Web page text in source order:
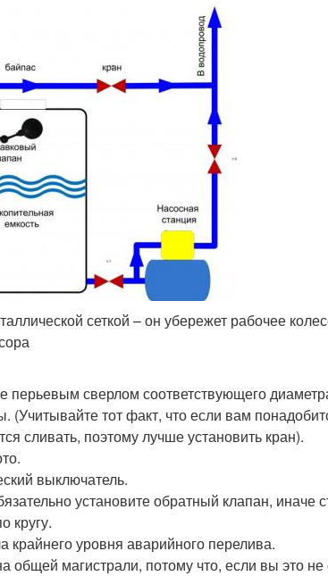
сеткой – он убережет рабочее
перьевым сверлом соответствующего
(Учитывайте тот факт, что если вам
сливать, поэтому лучше установить кран).
выключатель.
установите обратный клапан, иначе
кругу.
крайнего уровня аварийного перелива.
общей магистрали, потому что, если вы это не